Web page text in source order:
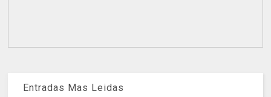
Entradas Mas Leidas